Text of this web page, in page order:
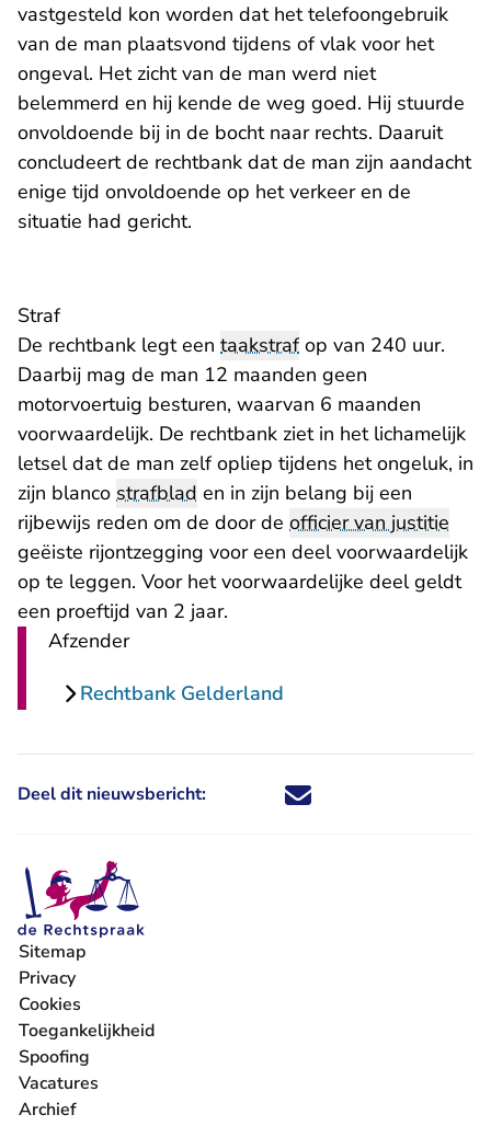
vastgesteld kon worden dat het telefoongebruik
van de man plaatsvond tijdens of vlak voor het
ongeval. Het zicht van de man werd niet
belemmerd en hij kende de weg goed. Hij stuurde
onvoldoende bij in de bocht naar rechts. Daaruit
concludeert de rechtbank dat de man zijn aandacht
enige tijd onvoldoende op het verkeer en de
situatie had gericht.
Straf
De rechtbank legt een taakstrafop van 240 uur.
Daarbij mag de man 12 maanden geen
motorvoertuig besturen, waarvan 6 maanden
voorwaardelijk. De rechtbank ziet in het lichamelijk
letsel dat de man zelf opliep tijdens het ongeluk, in
zijn blanco strafblad en in zijn belang bij een
rijbewijs reden om de door de officier van justitie
geëiste rijontzegging voor een deel voorwaardelijk
op te leggen. Voor het voorwaardelijke deel geldt
een proeftijd van 2 jaar.
Afzender
Rechtbank Gelderland
Deel dit nieuwsbericht: Deel dit nieuwsbericht via X -
Deel dit nieuwsbericht via
Deel dit nieuwsbericht
Deel dit
Sitemap
Privacy
Cookies
Toegankelijkheid
Spoofing
Vacatures
- U verlaat Rechtspraak.nl
Archief